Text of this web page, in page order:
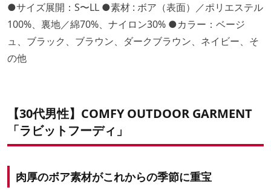
●サイズ展開：S〜LL ●素材 : ボア（表面）／ポリエステル
100%、裏地／綿70%、ナイロン30% ●カラー：ベージ
ュ、ブラック、ブラウン、ダークブラウン、ネイビー、そ
の他
【30代男性】COMFY OUTDOOR GARMENT
「ラビットフーディ」
肉厚のボア素材がこれからの季節に重宝